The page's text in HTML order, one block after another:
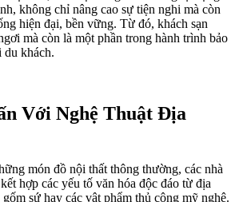
không chỉ nâng cao sự tiện nghi mà còn
hiện đại, bền vững. Từ đó, khách sạn
mà còn là một phần trong hành trình bảo
du khách.
Với Nghệ Thuật Địa
món đồ nội thất thông thường, các nhà
hợp các yếu tố văn hóa độc đáo từ địa
sứ hay các vật phẩm thủ công mỹ nghệ.